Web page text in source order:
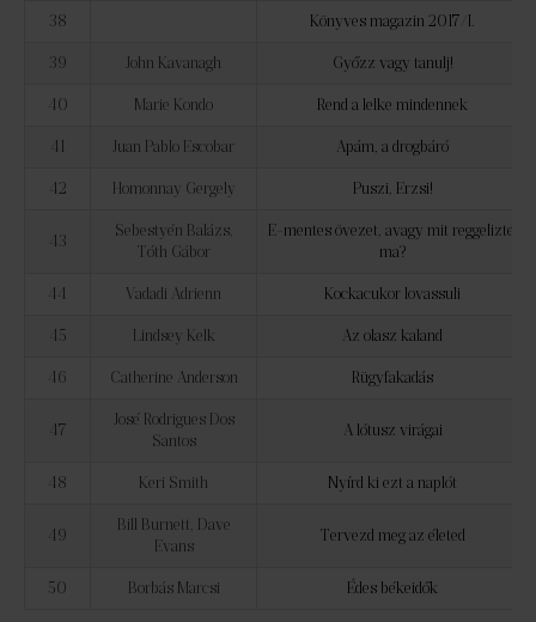
38 Könyves magazin 2017/I.
39 John Kavanagh Győzz vagy tanulj!
40 Marie Kondo Rend a lelke mindennek
Juan Pablo Escobar Apám, a drogbáró
42 Homonnay Gergely Puszi, Erzsi!
43
Sebestyén Balázs,
Tóth Gábor
E-mentes övezet, avagy mit reggeliztél
ma?
Vadadi Adrienn Kockacukor lovassuli
45 Lindsey Kelk Az olasz kaland
46 Catherine Anderson Rügyfakadás
47
José Rodrigues Dos
Santos
A lótusz virágai
48 Keri Smith Nyírd ki ezt a naplót
49
Bill Burnett, Dave
Evans
Tervezd meg az életed
50 Borbás Marcsi Édes békeidők